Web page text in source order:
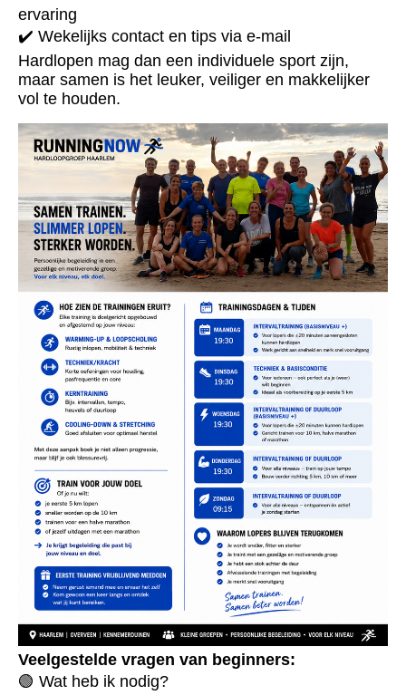
ervaring
✔️ Wekelijks contact en tips via e-mail
Hardlopen mag dan een individuele sport zijn,
maar samen is het leuker, veiliger en makkelijker
vol te houden.
Veelgestelde vragen van beginners:
🟢 Wat heb ik nodig?